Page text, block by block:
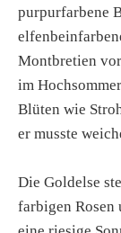
purpurfarbene
Montbretien
im
Blüten wie
er musste
Die Goldelse
farbigen Rosen